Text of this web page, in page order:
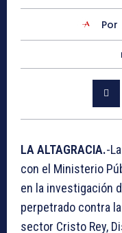
Por
LA ALTAGRACIA.-
con el Ministerio
en la investigación
perpetrado contra
sector Cristo Rey,